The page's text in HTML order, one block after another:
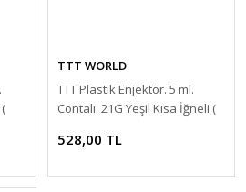
TTT WORLD
TTT Plastik Enjektör. 5 ml.
Contalı. 21G Yeşil Kısa İğneli (
528,00 TL